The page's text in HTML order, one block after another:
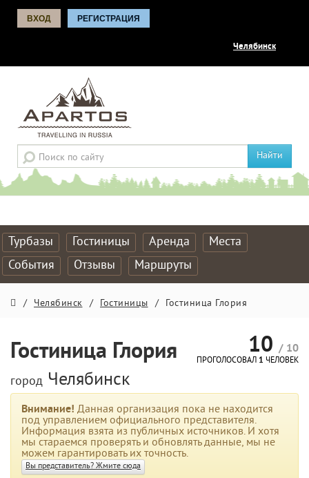
ВХОД РЕГИСТРАЦИЯ
Челябинск
Найти
Турбазы Гостиницы Аренда
Места
События
Отзывы Маршруты
/ Челябинск / Гостиницы / Гостиница Глория
Гостиница Глория
город Челябинск
10 / 10
ПРОГОЛОСОВАЛ 1 ЧЕЛОВЕК
Внимание! Данная организация пока не находится
под управлением официального представителя.
Информация взята из публичных источников. И хотя
мы стараемся проверять и обновлять данные, мы не
можем гарантировать их точность.
Вы представитель? Жмите сюда